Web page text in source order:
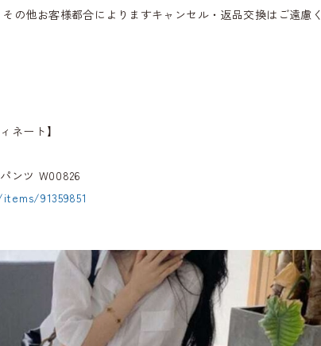
の他お客様都合によりますキャンセル・返品交換はご遠慮く
ネート】
ンツ W00826
91359851